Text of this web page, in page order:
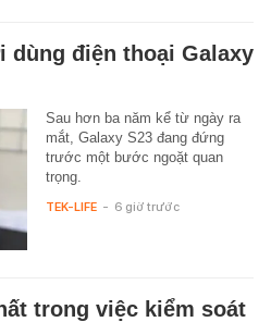
dùng điện thoại Galaxy
Sau hơn ba năm kể từ ngày ra
mắt, Galaxy S23 đang đứng
trước một bước ngoặt quan
trọng.
TEK-LIFE - 6 giờ trước
trong việc kiểm soát